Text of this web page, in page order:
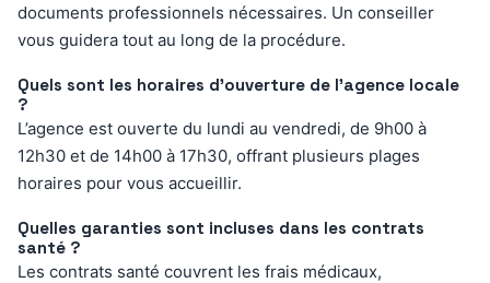
documents professionnels nécessaires. Un conseiller
vous guidera tout au long de la procédure.
Quels sont les horaires d’ouverture de l’agence locale
?
L’agence est ouverte du lundi au vendredi, de 9h00 à
12h30 et de 14h00 à 17h30, offrant plusieurs plages
horaires pour vous accueillir.
Quelles garanties sont incluses dans les contrats
santé ?
Les contrats santé couvrent les frais médicaux,